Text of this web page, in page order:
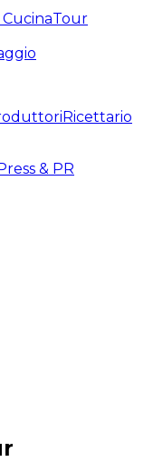
CucinaTour
Ricettario
& PR
Esperienze